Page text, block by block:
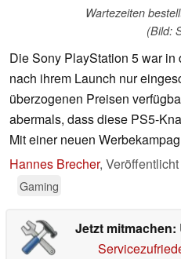
Wartezeiten
(Bild:
Die Sony PlayStation 5 war
nach ihrem Launch nur
überzogenen Preisen
abermals, dass diese PS5-
Mit einer neuen
Hannes Brecher,
Gaming
Jetzt mitmachen: